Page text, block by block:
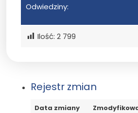
Odwiedziny:
Ilość: 2 799
Rejestr zmian
Data zmiany